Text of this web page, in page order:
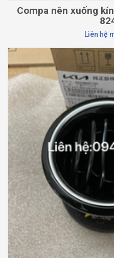
Compa nên xuống
Liên hệ